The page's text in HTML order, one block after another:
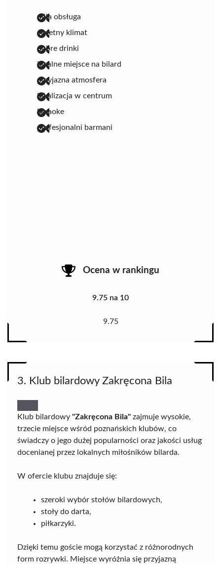
miła obsługa
świetny klimat
dobre drinki
idealne miejsce na bilard
przyjazna atmosfera
lokalizacja w centrum
karaoke
profesjonalni barmani
Ocena w rankingu
9.75 na 10
9.75
3. Klub bilardowy Zakręcona Bila
Klub bilardowy "Zakręcona Bila" zajmuje wysokie,
trzecie miejsce wśród poznańskich klubów, co
świadczy o jego dużej popularności oraz jakości usług
docenianej przez lokalnych miłośników bilarda.
W ofercie klubu znajduje się:
szeroki wybór stołów bilardowych,
stoły do darta,
piłkarzyki.
Dzięki temu goście mogą korzystać z różnorodnych
form rozrywki. Miejsce wyróżnia się przyjazną